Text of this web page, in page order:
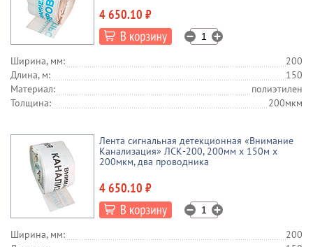
4 650.10 ₽
Ширина, мм:
200
Длина, м:
150
Материал:
полиэтилен
Толщина:
200мкм
Лента сигнальная детекционная «Внимание
Канализация» ЛСК-200, 200мм х 150м х
200мкм, два проводника
4 650.10 ₽
Ширина, мм:
200